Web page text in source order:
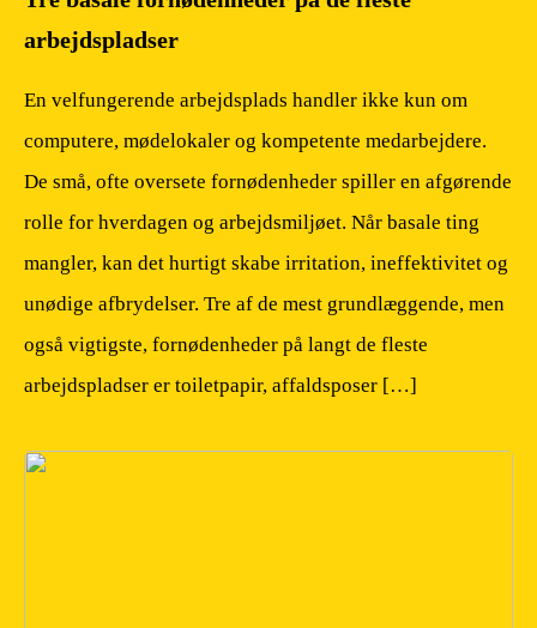
arbejdspladser
En velfungerende arbejdsplads handler ikke kun om
computere, mødelokaler og kompetente medarbejdere.
De små, ofte oversete fornødenheder spiller en afgørende
rolle for hverdagen og arbejdsmiljøet. Når basale ting
mangler, kan det hurtigt skabe irritation, ineffektivitet og
unødige afbrydelser. Tre af de mest grundlæggende, men
også vigtigste, fornødenheder på langt de fleste
arbejdspladser er toiletpapir, affaldsposer […]